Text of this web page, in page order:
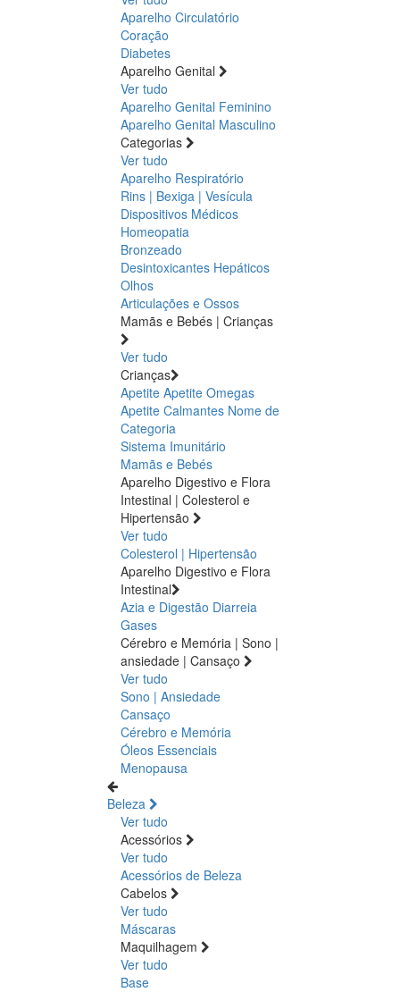
Aparelho Circulatório
Coração
Diabetes
Aparelho Genital
Ver tudo
Aparelho Genital Feminino
Aparelho Genital Masculino
Categorias
Ver tudo
Aparelho Respiratório
Rins | Bexiga | Vesícula
Dispositivos Médicos
Homeopatia
Bronzeado
Desintoxicantes Hepáticos
Olhos
Articulações e Ossos
Mamãs e Bebés | Crianças
Ver tudo
Crianças
Apetite Apetite Omegas
Apetite Calmantes Nome de
Categoria
Sistema Imunitário
Mamãs e Bebés
Aparelho Digestivo e Flora
Intestinal | Colesterol e
Hipertensão
Ver tudo
Colesterol | Hipertensão
Aparelho Digestivo e Flora
Intestinal
Azia e Digestão Diarreia
Gases
Cérebro e Memória | Sono |
ansiedade | Cansaço
Ver tudo
Sono | Ansiedade
Cansaço
Cérebro e Memória
Óleos Essenciais
Menopausa
Beleza
Ver tudo
Acessórios
Ver tudo
Acessórios de Beleza
Cabelos
Ver tudo
Máscaras
Maquilhagem
Ver tudo
Base